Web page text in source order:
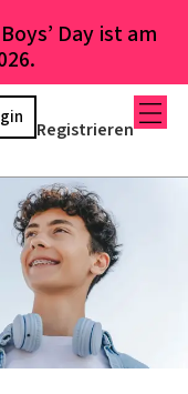
Day ist am
Registrieren